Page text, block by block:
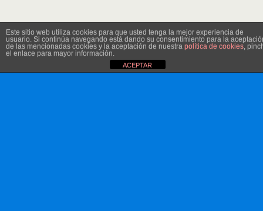
Este sitio web utiliza cookies para que usted tenga la mejor experiencia de
usuario. Si continúa navegando está dando su consentimiento para la
de las mencionadas cookies y la aceptación de nuestra política de cookies,
el enlace para mayor información.
ACEPTAR